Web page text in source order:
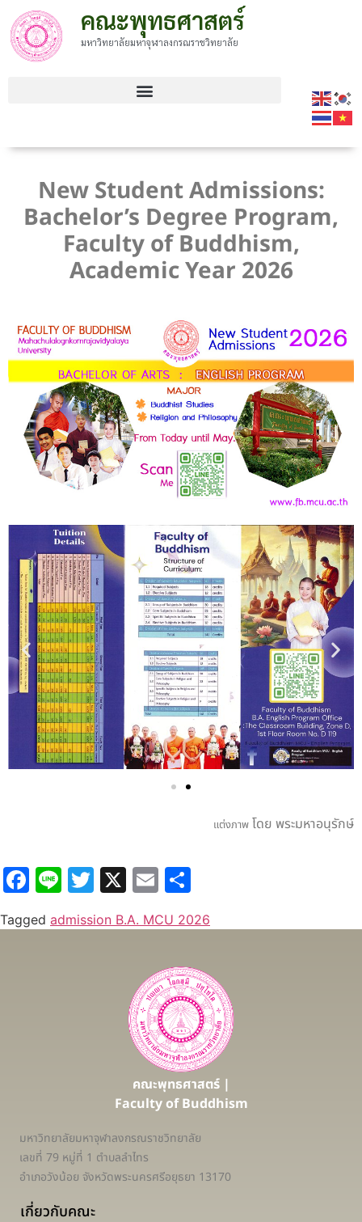
คณะพุทธศาสตร์
มหาวิทยาลัยมหาจุฬาลงกรณราชวิทยาลัย
New Student Admissions:
Bachelor’s Degree Program,
Faculty of Buddhism,
Academic Year 2026
แต่งภาพ โดย พระมหาอนุรักษ์
Facebook
LineTwitter
X Email
Tagged admission B.A. MCU 2026
คณะพุทธศาสตร์ |
Faculty of Buddhism
มหาวิทยาลัยมหาจุฬาลงกรณราชวิทยาลัย
เลขที่ 79 หมู่ที่ 1 ตำบลลำไทร
อำเภอวังน้อย จังหวัดพระนครศรีอยุธยา 13170
เกี่ยวกับคณะ